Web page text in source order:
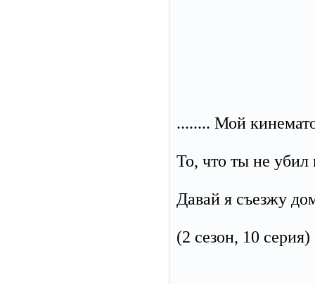
........ Мой
То, что ты не убил
Давай я съезжу
(2 сезон, 10 серия)